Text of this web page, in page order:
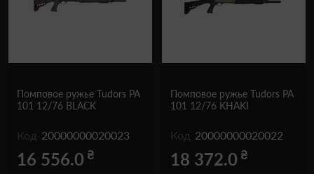
Помповое ружье Tudors PA
101 12/76 BLACK
Код 20000000020023
16 556.0 ₴
Помповое ружье Tudors PA
101 12/76 KHAKI
Код 20000000020022
18 372.0 ₴